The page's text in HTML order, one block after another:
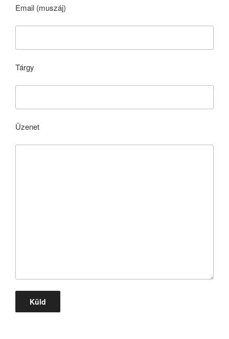
Email (muszáj)
Tárgy
Üzenet